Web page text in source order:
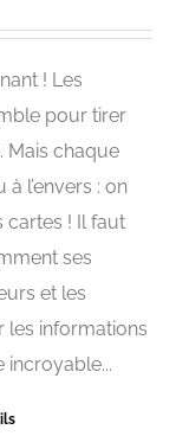
! Les
pour tirer
Mais chaque
l’envers : on
cartes ! Il faut
ses
et les
les informations
incroyable...